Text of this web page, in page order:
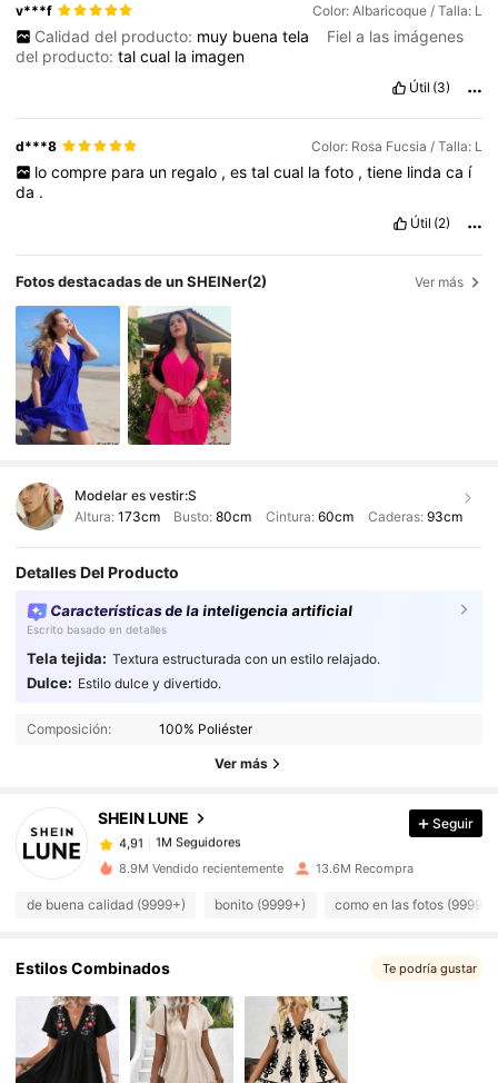
v***f Color: Albaricoque / Talla: L
Calidad del producto: muy buena tela
Fiel a las imágenes
del producto:talcual la imagen
Útil (3)
d***8 Color: Rosa Fucsia / Talla: L
lo compre para un regalo , es tal cual la foto , tiene linda ca í
da .
Útil (2)
Fotos destacadas de un SHEINer(2) Ver más
Modelar es vestir:S
Altura: 173cm Busto:80cm Cintura: 60cm Caderas: 93cm
Detalles Del Producto
Características de la inteligencia artificial
Escrito basado en detalles
Tela tejida: Textura estructurada con un estilo relajado.
Dulce: Estilo dulce y divertido.
Composición: 100% Poliéster
Ver más
SHEIN LUNE
4,91 1M Seguidores
1M Seguidores
1M Seguidores
t***6
pagóHace 1 día
4,91 1M Seguidores
4,91 1M Seguidores
4,91 1M Seguidores
Seguir
8.9M Vendido recientemente 13.6M Recompra
de buena calidad (9999+) bonito (9999+) como en las fotos (9999+)
Estilos Combinados Te podría gustar